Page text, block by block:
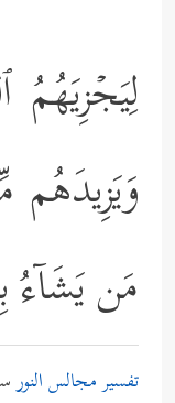
وَیَزِیدَهُم
مَن
تفسير مجالس النور